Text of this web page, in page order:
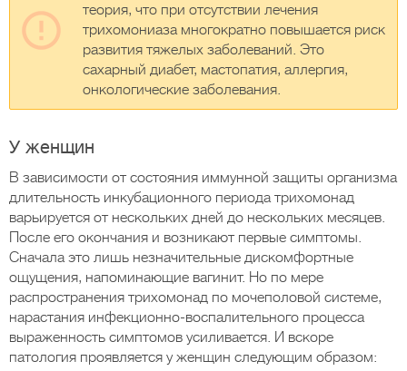
теория, что при отсутствии лечения
трихомониаза многократно повышается риск
развития тяжелых заболеваний. Это
сахарный диабет, мастопатия, аллергия,
онкологические заболевания.
У женщин
В зависимости от состояния иммунной защиты организма
длительность инкубационного периода трихомонад
варьируется от нескольких дней до нескольких месяцев.
После его окончания и возникают первые симптомы.
Сначала это лишь незначительные дискомфортные
ощущения, напоминающие вагинит. Но по мере
распространения трихомонад по мочеполовой системе,
нарастания инфекционно-воспалительного процесса
выраженность симптомов усиливается. И вскоре
патология проявляется у женщин следующим образом: